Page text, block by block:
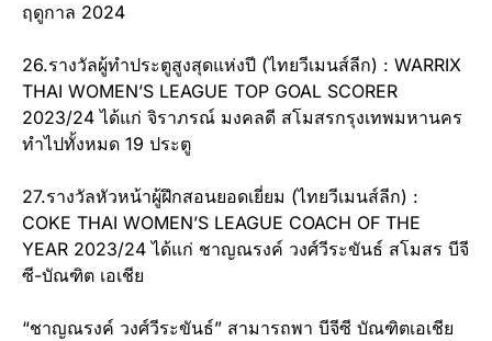
ฤดูกาล 2024
26.รางวัลผู้ทำประตูสูงสุดแห่งปี (ไทยวีเมนส์ลีก) : WARRIX
THAI WOMEN’S LEAGUE TOP GOAL SCORER
2023/24 ได้แก่ จิราภรณ์ มงคลดี สโมสรกรุงเทพมหานคร
ทำไปทั้งหมด 19 ประตู
27.รางวัลหัวหน้าผู้ฝึกสอนยอดเยี่ยม (ไทยวีเมนส์ลีก) :
COKE THAI WOMEN’S LEAGUE COACH OF THE
YEAR 2023/24 ได้แก่ ชาญณรงค์ วงศ์วีระขันธ์ สโมสร บีจี
ซี-บัณฑิต เอเชีย
“ชาญณรงค์ วงศ์วีระขันธ์” สามารถพา บีจีซี บัณฑิตเอเชีย